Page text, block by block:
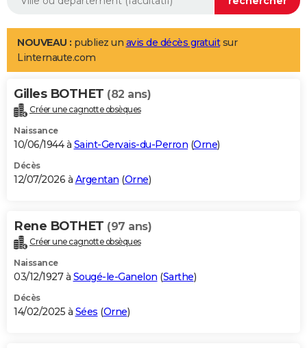
Aménagement intérieur
LIFESTYLE
Art de vivre
Bien-être
Loisirs
Mode
Modes de vie
Alimentation
Guide de la santé
Maladies
Médicaments
Sommeil
VOYAGE
Destinations
City break
Voyage nature
Voyage de noces
Forum
Climat
+PHOTO
GUIDES D'ACHAT
BONS PLANS
Carte de Noël
Carte Bonne année
Carte Saint-Valentin
Carte Pâques
Carte d'anniversaire
DICTIONNAIRE
Dictionnaire
Biographies
Citations
Expressions
Proverbes
PROGRAMME TV
S'inscrire
Se connecter
Lycées
Collèges
Primaires
Universités
Entreprises
Service militaire
Avis de recherche
AVIS DE DÉCÈS
NOUVEAU : publiez un avis de décès gratuitsur
Linternaute.com
Gilles BOTHET (82 ans)
Créer une cagnotte obsèques
Naissance
10/06/1944 à Saint-Gervais-du-Perron (Orne)
Décès
12/07/2026 à Argentan (Orne)
Rene BOTHET (97 ans)
Créer une cagnotte obsèques
Naissance
03/12/1927 à Sougé-le-Ganelon (Sarthe)
Décès
14/02/2025 à Sées (Orne)